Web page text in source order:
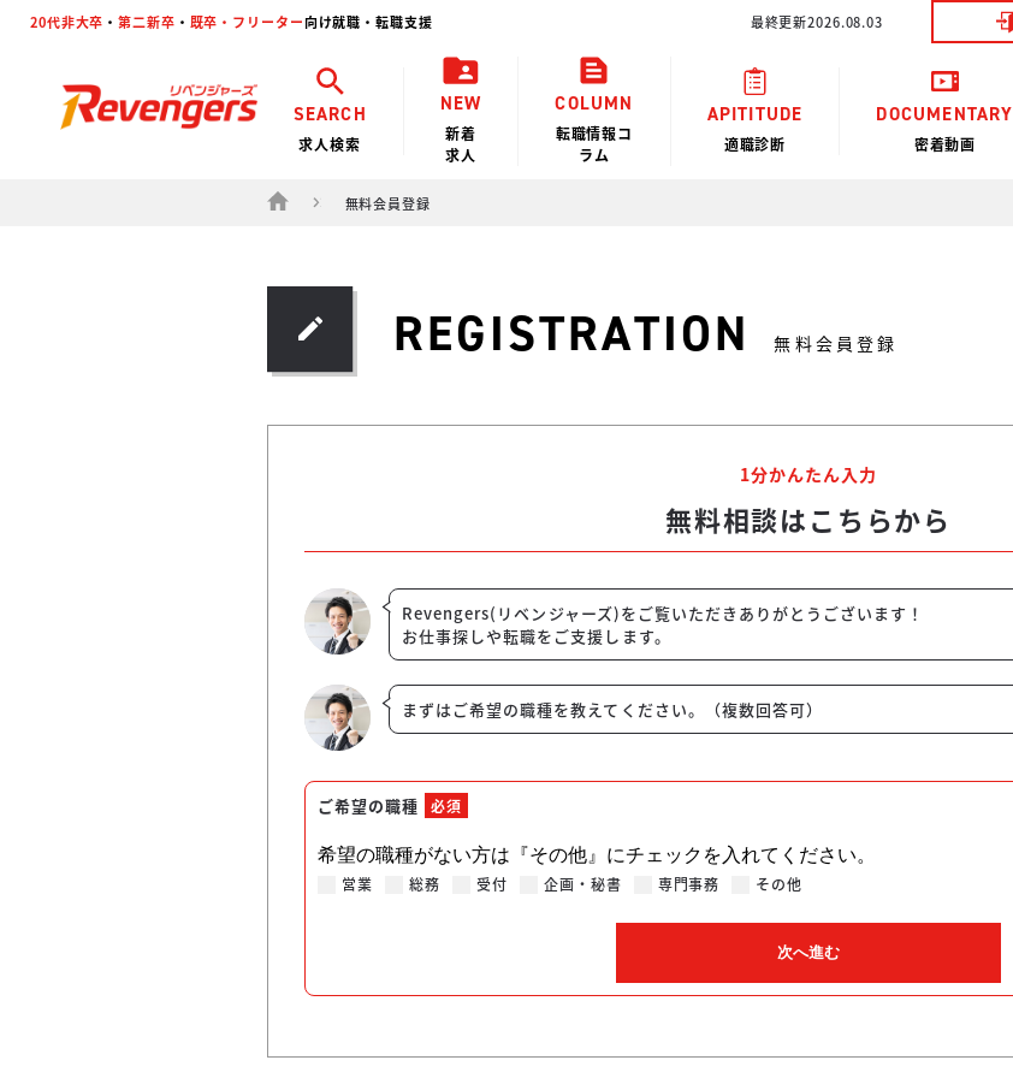
20代非大卒 ・第二新卒 ・ 既卒・フリーター向け就職・転職支援 最終更新2026.08.03
SEARCH
求人検索
NEW
新着
求人
COLUMN
転職情報コ
ラム
APITITUDE
適職診断
DOCUMENTARY
密着動画
無料会員登録
REGISTRATION 無料会員登録
1分かんたん入力
無料相談はこちらから
Revengers(リベンジャーズ)をご覧いただきありがとうございます！
お仕事探しや転職をご支援します。
まずはご希望の職種を教えてください。（複数回答可）
ご希望の職種 必須
希望の職種がない方は『その他』にチェックを入れてください。
営業
総務 受付 企画・秘書 専門事務 その他
次へ進む